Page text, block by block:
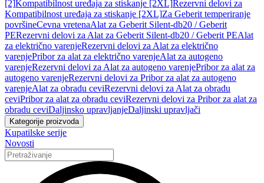
[2]Kompatibilnost uređaja za stiskanje [2XL]Rezervni delovi za
Kompatibilnost uređaja za stiskanje [2XL]Za Geberit temperiranje
površineCevna vretenaAlat za Geberit Silent-db20 / Geberit
PERezervni delovi za Alat za Geberit Silent-db20 / Geberit PEAlat
za električno varenjeRezervni delovi za Alat za električno
varenjePribor za alat za električno varenjeAlat za autogeno
varenjeRezervni delovi za Alat za autogeno varenjePribor za alat za
autogeno varenjeRezervni delovi za Pribor za alat za autogeno
varenjeAlat za obradu ceviRezervni delovi za Alat za obradu
ceviPribor za alat za obradu ceviRezervni delovi za Pribor za alat za
obradu ceviDaljinsko upravljanjeDaljinski upravljači
Kategorije proizvoda
Kupatilske serije
Novosti